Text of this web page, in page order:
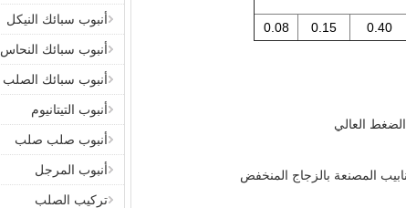
أنبوب سبائك النيكل
أنبوب سبائك النحاس
أنبوب سبائك الصلب
أنبوب التيتانيوم
أنبوب صلب صلب
أنبوب المرجل
تركيب الصلب
0.40
0.15
0.08
العالي